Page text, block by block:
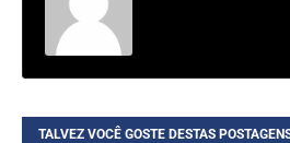
TALVEZ VOCÊ GOSTE DESTAS